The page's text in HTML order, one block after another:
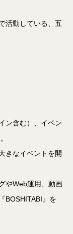
活動している、五
ン含む）、イベン
きなイベントを開
やWeb運用、動画
BOSHITABI』を